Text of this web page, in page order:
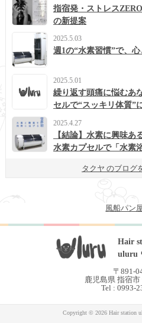
指宿発・ストレス
の新提案
2025.5.03
週1の“水素習慣”で、心
2025.5.01
繰り返す頭痛に悩むあ
セルで“スッキリ体質”
2025.4.27
【結論】水素に興味
水素カプセルで「水素
タクヤ のブログ
風船パン
Hair
uluru
〒891-
鹿児島県 指宿市
Tel : 0993-
Copyright © 2026 Hair station